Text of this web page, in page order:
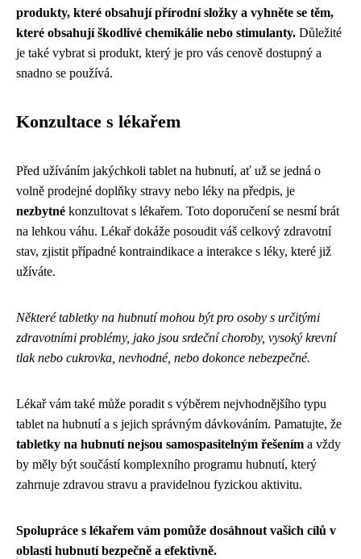
produkty, které obsahují přírodní složky a vyhněte se těm,
které obsahují škodlivé chemikálie nebo stimulanty. Důležité
je také vybrat si produkt, který je pro vás cenově dostupný a
snadno se používá.
Konzultace s lékařem
Před užíváním jakýchkoli tablet na hubnutí, ať už se jedná o
volně prodejné doplňky stravy nebo léky na předpis, je
nezbytné konzultovat s lékařem. Toto doporučení se nesmí brát
na lehkou váhu. Lékař dokáže posoudit váš celkový zdravotní
stav, zjistit případné kontraindikace a interakce s léky, které již
užíváte.
Některé tabletky na hubnutí mohou být pro osoby s určitými
zdravotními problémy, jako jsou srdeční choroby, vysoký krevní
tlak nebo cukrovka, nevhodné, nebo dokonce nebezpečné.
Lékař vám také může poradit s výběrem nejvhodnějšího typu
tablet na hubnutí a s jejich správným dávkováním. Pamatujte, že
tabletky na hubnutí nejsou samospasitelným řešením a vždy
by měly být součástí komplexního programu hubnutí, který
zahrnuje zdravou stravu a pravidelnou fyzickou aktivitu.
Spolupráce s lékařem vám pomůže dosáhnout vašich cílů v
oblasti hubnutí bezpečně a efektivně.